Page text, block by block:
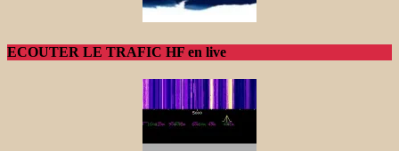
ECOUTER LE TRAFIC HF en live